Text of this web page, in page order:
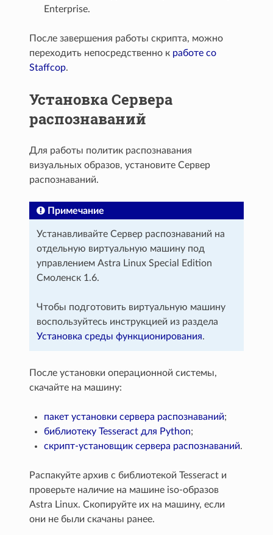
Enterprise.
После завершения работы скрипта, можно
переходить непосредственно к работе со
Staffcop.
Установка Сервера
распознаваний
Для работы политик распознавания
визуальных образов, установите Сервер
распознаваний.
Примечание
Устанавливайте Сервер распознаваний на
отдельную виртуальную машину под
управлением Astra Linux Special Edition
Смоленск 1.6.
Чтобы подготовить виртуальную машину
воспользуйтесь инструкцией из раздела
Установка среды функционирования.
После установки операционной системы,
скачайте на машину:
пакет установки сервера распознаваний;
библиотеку Tesseract для Python;
скрипт-установщик сервера распознаваний.
Распакуйте архив с библиотекой Tesseract и
проверьте наличие на машине iso-образов
Astra Linux. Скопируйте их на машину, если
они не были скачаны ранее.